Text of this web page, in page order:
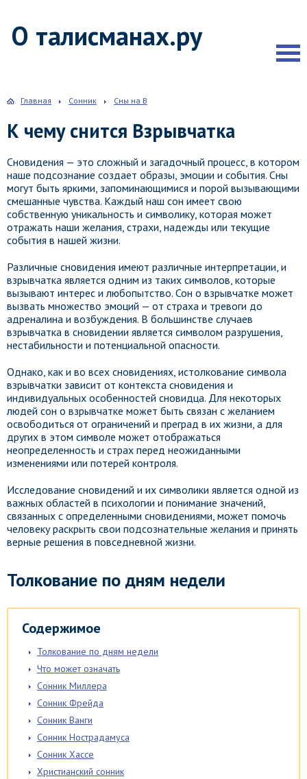
О талисманах.ру
Главная Сонник Сны на В
К чему снится Взрывчатка
Сновидения — это сложный и загадочный процесс, в котором
наше подсознание создает образы, эмоции и события. Сны
могут быть яркими, запоминающимися и порой вызывающими
смешанные чувства. Каждый наш сон имеет свою
собственную уникальность и символику, которая может
отражать наши желания, страхи, надежды или текущие
события в нашей жизни.
Различные сновидения имеют различные интерпретации, и
взрывчатка является одним из таких символов, которые
вызывают интерес и любопытство. Сон о взрывчатке может
вызвать множество эмоций — от страха и тревоги до
адреналина и возбуждения. В большинстве случаев
взрывчатка в сновидении является символом разрушения,
нестабильности и потенциальной опасности.
Однако, как и во всех сновидениях, истолкование символа
взрывчатки зависит от контекста сновидения и
индивидуальных особенностей сновидца. Для некоторых
людей сон о взрывчатке может быть связан с желанием
освободиться от ограничений и преград в их жизни, а для
других в этом символе может отображаться
неопределенность и страх перед неожиданными
изменениями или потерей контроля.
Исследование сновидений и их символики является одной из
важных областей в психологии и понимание значений,
связанных с определенными сновидениями, может помочь
человеку раскрыть свои подсознательные желания и принять
верные решения в повседневной жизни.
Толкование по дням недели
Содержимое
Толкование по дням недели
Что может означать
Сонник Миллера
Сонник Фрейда
Сонник Ванги
Сонник Нострадамуса
Сонник Хассе
Христианский сонник